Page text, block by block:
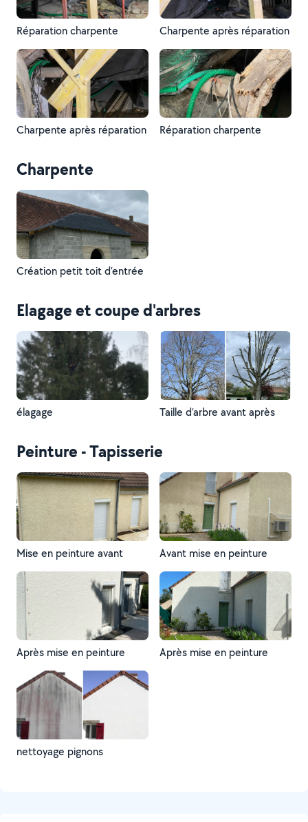
Réparation charpente Charpente après réparation
Charpente après réparation Réparation charpente
Charpente
Création petit toit d’entrée
Elagage et coupe d'arbres
élagage Taille d’arbre avant après
Peinture - Tapisserie
Mise en peinture avant Avant mise en peinture
Après mise en peinture Après mise en peinture
nettoyage pignons